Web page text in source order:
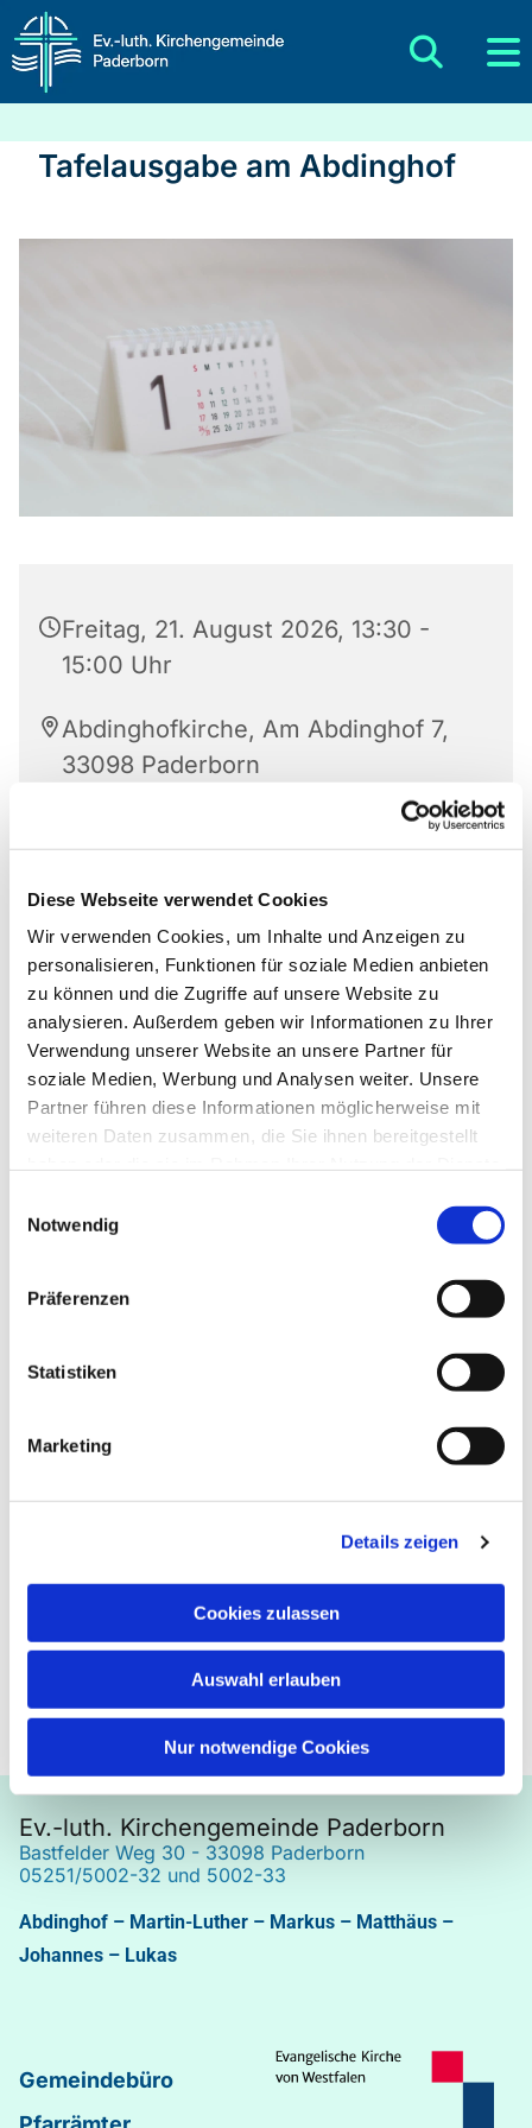
Diese Webseite verwendet Cookies
Wir verwenden Cookies, um Inhalte und Anzeigen zu
personalisieren, Funktionen für soziale Medien anbieten
zu können und die Zugriffe auf unsere Website zu
analysieren. Außerdem geben wir Informationen zu Ihrer
Verwendung unserer Website an unsere Partner für
soziale Medien, Werbung und Analysen weiter. Unsere
Partner führen diese Informationen möglicherweise mit
weiteren Daten zusammen, die Sie ihnen bereitgestellt
Notwendig
Präferenzen
Statistiken
Marketing
Details zeigen
Cookies zulassen
Auswahl erlauben
Nur notwendige Cookies
Tafelausgabe am Abdinghof
Freitag, 21. August 2026, 13:30 -
15:00 Uhr
Abdinghofkirche, Am Abdinghof 7,
33098 Paderborn
Anmeldungen für die Gäste der Tafel nimmt die
zentrale Anlaufstelle entgegen:
Bayernweg 58
33102 Paderborn
05251/8790760
Kontakt für die ehrenamtlichen Mitarbeitenden der
Doris Moosburger
Ev.-luth. Kirchengemeinde Paderborn
Bastfelder Weg 30 - 33098 Paderborn
05251/5002-32 und 5002-33
Abdinghof – Martin-Luther – Markus – Matthäus –
Johannes – Lukas
Gemeindebüro